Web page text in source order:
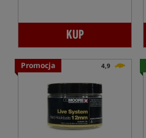
KUP
Promocja 4,9